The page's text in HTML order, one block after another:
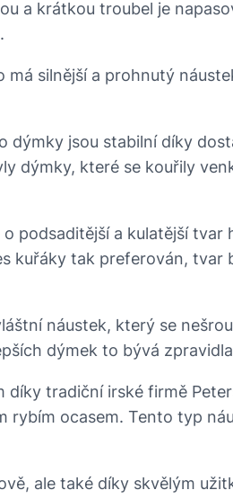
a krátkou troubel je
má silnější a prohnutý
jsou stabilní díky
dýmky, které se kouřily
podsaditější a kulatější tvar
kuřáky tak preferován, tvar
náustek, který se
dýmek to bývá
díky tradiční irské firmě
ocasem. Tento typ
ale také díky skvělým